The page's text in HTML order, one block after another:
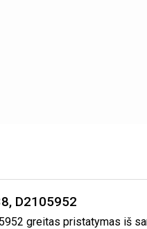
D2105952
greitas pristatymas iš